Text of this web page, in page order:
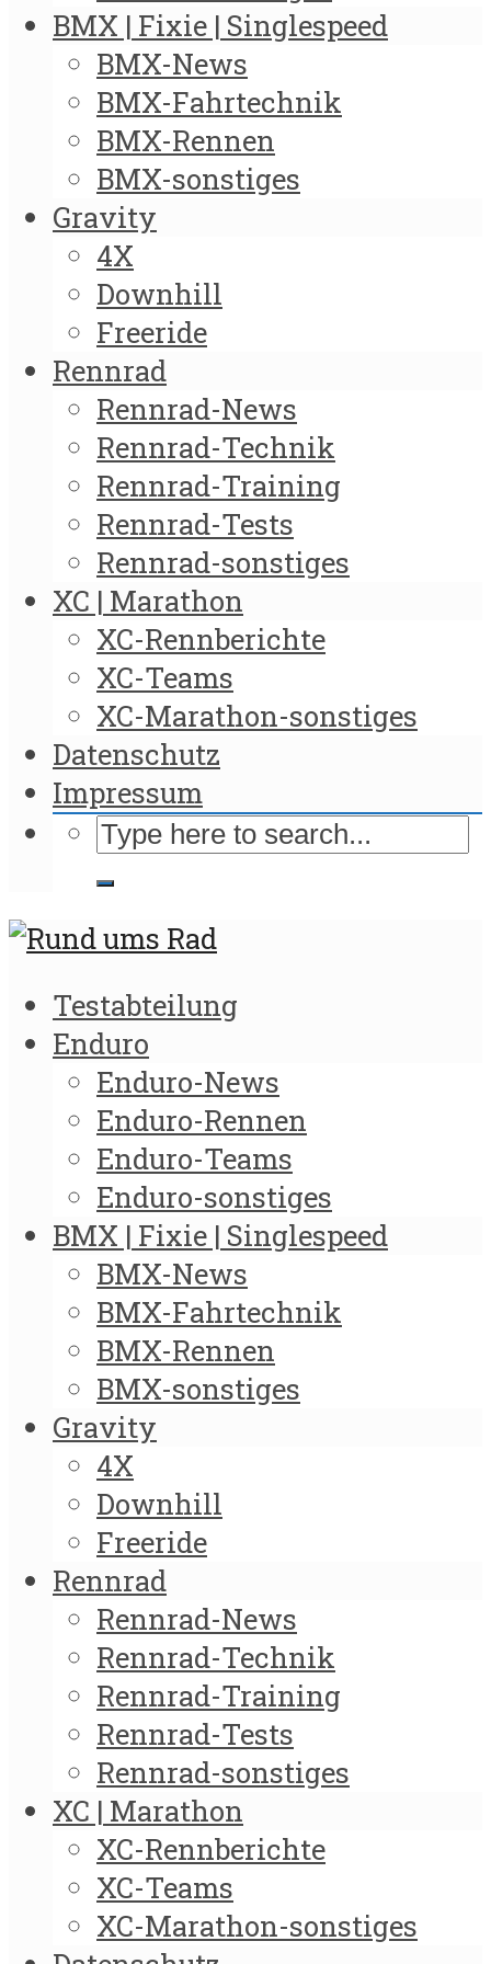
BMX | Fixie | Singlespeed
BMX-News
BMX-Fahrtechnik
BMX-Rennen
BMX-sonstiges
Gravity
4X
Downhill
Freeride
Rennrad
Rennrad-News
Rennrad-Technik
Rennrad-Training
Rennrad-Tests
Rennrad-sonstiges
XC | Marathon
XC-Rennberichte
XC-Teams
XC-Marathon-sonstiges
Datenschutz
Impressum
Testabteilung
Enduro
Enduro-News
Enduro-Rennen
Enduro-Teams
Enduro-sonstiges
BMX | Fixie | Singlespeed
BMX-News
BMX-Fahrtechnik
BMX-Rennen
BMX-sonstiges
Gravity
4X
Downhill
Freeride
Rennrad
Rennrad-News
Rennrad-Technik
Rennrad-Training
Rennrad-Tests
Rennrad-sonstiges
XC | Marathon
XC-Rennberichte
XC-Teams
XC-Marathon-sonstiges